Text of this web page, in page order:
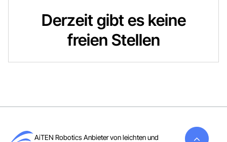
Derzeit gibt es keine
freien Stellen
AiTEN Robotics Anbieter von leichten und